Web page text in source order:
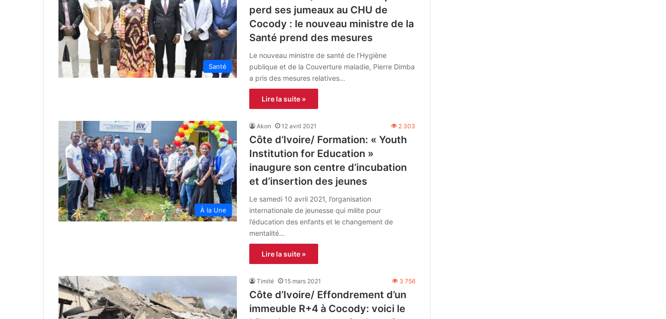
Santé
perd ses jumeaux au CHU de
Cocody : le nouveau ministre de la
Santé prend des mesures
Le nouveau ministre de santé de l’Hygiène
publique et de la Couverture maladie, Pierre Dimba
a pris des mesures relatives…
Lire la suite »
À la Une
Akon 12 avril 2021 2 303
Côte d’Ivoire/ Formation: « Youth
Institution for Education »
inaugure son centre d’incubation
et d’insertion des jeunes
Le samedi 10 avril 2021, l’organisation
internationale de jeunesse qui milite pour
l’éducation des enfants et le changement de
mentalité…
Lire la suite »
Timité 15 mars 2021 3 756
Côte d’Ivoire/ Effondrement d’un
immeuble R+4 à Cocody: voici le